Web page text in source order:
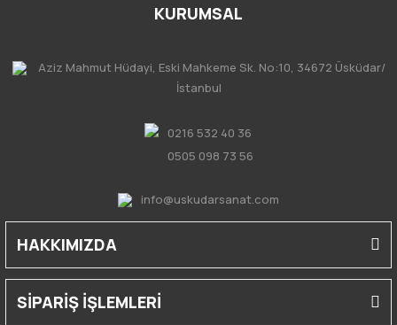
KURUMSAL
Aziz Mahmut Hüdayi, Eski Mahkeme Sk. No:10, 34672 Üsküdar/
İstanbul
0216 532 40 36
0505 098 73 56
info@uskudarsanat.com
HAKKIMIZDA
SİPARİŞ İŞLEMLERİ